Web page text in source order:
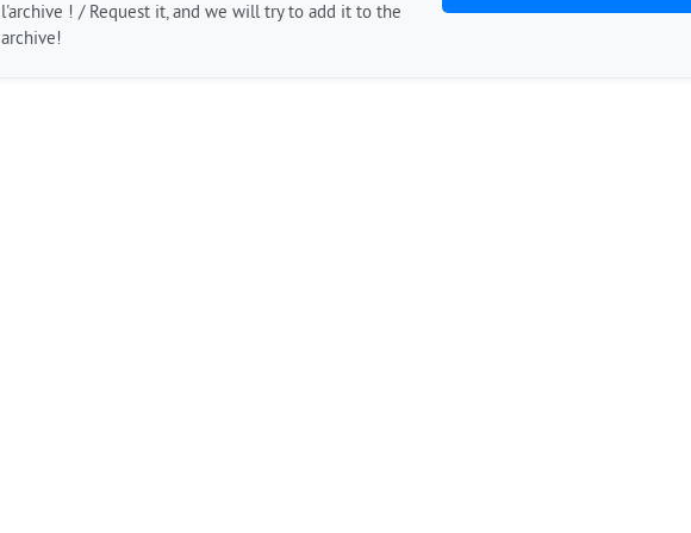
l'archive ! / Request it, and we will try to add it to the
archive!